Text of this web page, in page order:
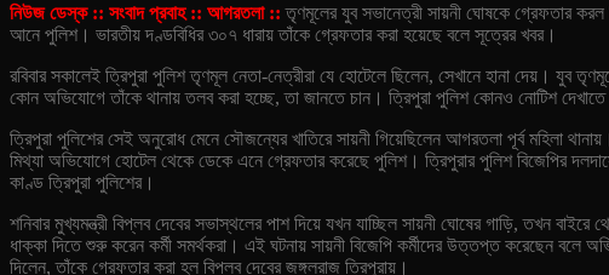
নিউজ ডেস্ক :: সংবাদ প্রবাহ :: আগরতলা :: তৃণমূলের যুব সভানেত্রী সায়নী ঘোষকে গ্রেফতার করল
আনে পুলিশ। ভারতীয় দণ্ডবিধির ৩০৭ ধারায় তাঁকে গ্রেফতার করা হয়েছে বলে সূত্রের খবর।
রবিবার সকালেই ত্রিপুরা পুলিশ তৃণমূল নেতা-নেত্রীরা যে হোটেলে ছিলেন, সেখানে হানা দেয়। যুব
কোন অভিযোগে তাঁকে থানায় তলব করা হচ্ছে, তা জানতে চান। ত্রিপুরা পুলিশ কোনও নোটিশ
ত্রিপুরা পুলিশের সেই অনুরোধ মেনে সৌজন্যের খাতিরে সায়নী গিয়েছিলেন আগরতলা পূর্ব মহিলা
মিথ্যা অভিযোগে হোটেল থেকে ডেকে এনে গ্রেফতার করেছে পুলিশ। ত্রিপুরার পুলিশ বিজেপির
কাণ্ড ত্রিপুরা পুলিশের।
শনিবার মুখ্যমন্ত্রী বিপ্লব দেবের সভাস্থলের পাশ দিয়ে যখন যাচ্ছিল সায়নী ঘোষের গাড়ি, তখন
ধাক্কা দিতে শুরু করেন কর্মী সমর্থকরা। এই ঘটনায় সায়নী বিজেপি কর্মীদের উত্তপ্ত করেছেন বলে
দিলেন, তাঁকে গ্রেফতার করা হল বিপ্লব দেবের জঙ্গলরাজ ত্রিপুরায়।